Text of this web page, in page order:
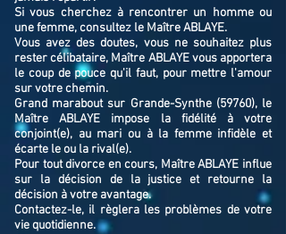
Si vous cherchez à rencontrer un homme ou
une femme, consultez le Maître ABLAYE.
Vous avez des doutes, vous ne souhaitez plus
rester célibataire, Maître ABLAYE vous apportera
le coup de pouce qu'il faut, pour mettre l'amour
sur votre chemin.
Grand marabout sur Grande-Synthe (59760), le
Maître ABLAYE impose la fidélité à votre
conjoint(e), au mari ou à la femme infidèle et
écarte le ou la rival(e).
Pour tout divorce en cours, Maître ABLAYE influe
sur la décision de la justice et retourne la
décision à votre avantage.
Contactez-le, il règlera les problèmes de votre
vie quotidienne.